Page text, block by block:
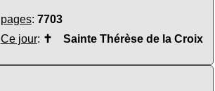
pages: 7703
Ce jour: ✝ Sainte Thérèse de la Croix